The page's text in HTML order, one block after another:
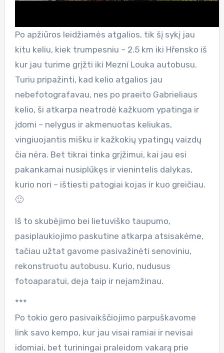
Po apžiūros leidžiamės atgalios, tik šį sykį jau
kitu keliu, kiek trumpesniu – 2.5 km iki Hřensko iš
kur jau turime grįžti iki Mezní Louka autobusu.
Turiu pripažinti, kad kelio atgalios jau
nebefotografavau, nes po praeito Gabrieliaus
kelio, ši atkarpa neatrodė kažkuom ypatinga ir
įdomi – nelygus ir akmenuotas keliukas,
vingiuojantis mišku ir kažkokių ypatingų vaizdų
čia nėra. Bet tikrai tinka grįžimui, kai jau esi
pakankamai nusiplūkęs ir vienintelis dalykas,
kurio nori – ištiesti patogiai kojas ir kuo greičiau.
🙂
Iš to skubėjimo bei lietuviško taupumo,
pasiplaukiojimo paskutine atkarpa atsisakėme,
tačiau užtat gavome pasivažinėti senoviniu,
rekonstruotu autobusu. Kurio, nudusus
fotoaparatui, deja taip ir neįamžinau.
***
Po tokio gero pasivaikščiojimo parpuškavome
link savo kempo, kur jau visai ramiai ir nevisai
idomiai, bet turiningai praleidom vakarą prie